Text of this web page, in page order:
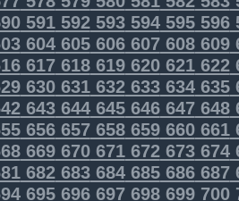
591592593594595596
604605606607608609
617618619620621622
630631632633634635
643644645646647648
656657658659660661
669670671672673674
682683684685686687
695696697698699700